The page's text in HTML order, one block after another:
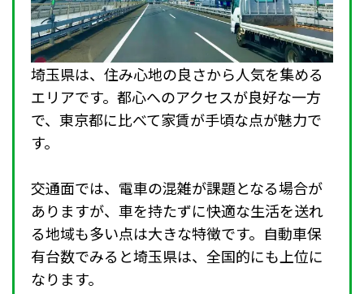
埼玉県は、住み心地の良さから人気を集める
エリアです。都心へのアクセスが良好な一方
で、東京都に比べて家賃が手頃な点が魅力で
す。
交通面では、電車の混雑が課題となる場合が
ありますが、車を持たずに快適な生活を送れ
る地域も多い点は大きな特徴です。自動車保
有台数でみると埼玉県は、全国的にも上位に
なります。